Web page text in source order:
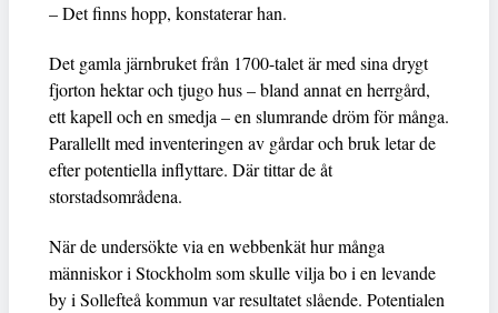
– Det finns hopp, konstaterar han.
Det gamla järnbruket från 1700-talet är med sina drygt
fjorton hektar och tjugo hus – bland annat en herrgård,
ett kapell och en smedja – en slumrande dröm för många.
Parallellt med inventeringen av gårdar och bruk letar de
efter potentiella inflyttare. Där tittar de åt
storstadsområdena.
När de undersökte via en webbenkät hur många
människor i Stockholm som skulle vilja bo i en levande
by i Sollefteå kommun var resultatet slående. Potentialen